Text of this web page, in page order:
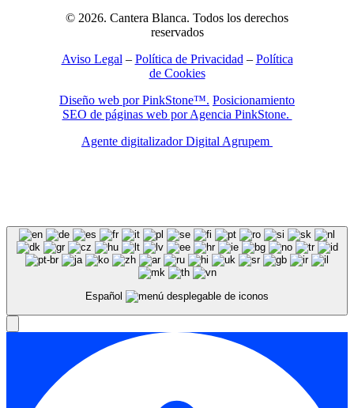
© 2026. Cantera Blanca. Todos los derechos
reservados
Aviso Legal– Política de Privacidad– Política
de Cookies
Diseño web por PinkStone™. Posicionamiento
SEO de páginas web por Agencia PinkStone.
Agente digitalizador Digital Agrupem
Español